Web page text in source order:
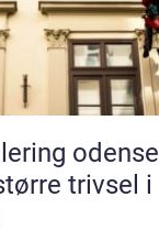
odense klar
trivsel i